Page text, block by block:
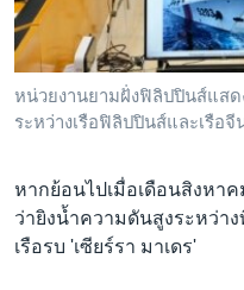
หน่วยงานยามฝั่งฟิลิปปินส์แส
ระหว่างเรือฟิลิปปินส์และเรือ
หากย้อนไปเมื่อเดือนสิงหา
ว่ายิงน้ำความดันสูงระหว่า
เรือรบ 'เซียร์รา มาเดร'